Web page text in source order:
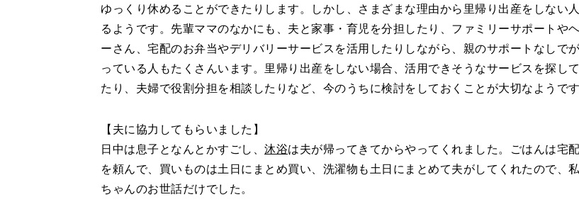
ゆっくり休めることができたりします。しかし、さまざまな理由から里帰り出産をしない
るようです。先輩ママのなかにも、夫と家事・育児を分担したり、ファミリーサポートや
ーさん、宅配のお弁当やデリバリーサービスを活用したりしながら、親のサポートなしで
っている人もたくさんいます。里帰り出産をしない場合、活用できそうなサービスを探し
たり、夫婦で役割分担を相談したりなど、今のうちに検討をしておくことが大切なようです
【夫に協力してもらいました】
日中は息子となんとかすごし、 沐浴は夫が帰ってきてからやってくれました。ごはんは宅
を頼んで、買いものは土日にまとめ買い、洗濯物も土日にまとめて夫がしてくれたので、
ちゃんのお世話だけでした。